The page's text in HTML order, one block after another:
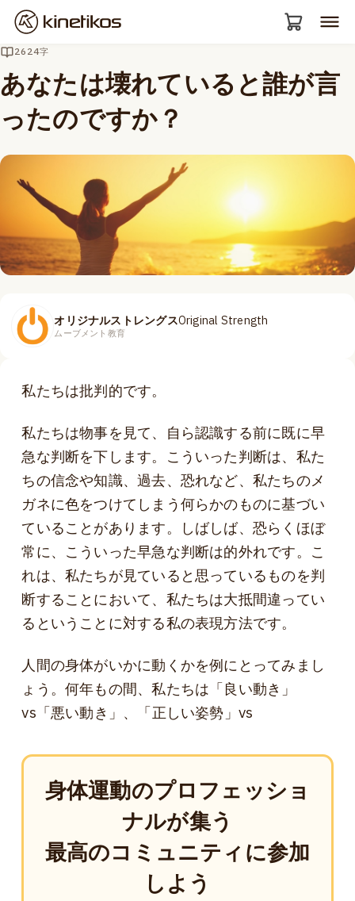
2624字
あなたは壊れていると誰が言
ったのですか？
オリジナルストレングスOriginal Strength
ムーブメント教育
私たちは批判的です。
私たちは物事を見て、自ら認識する前に既に早
急な判断を下します。こういった判断は、私た
ちの信念や知識、過去、恐れなど、私たちのメ
ガネに色をつけてしまう何らかのものに基づい
ていることがあります。しばしば、恐らくほぼ
常に、こういった早急な判断は的外れです。こ
れは、私たちが見ていると思っているものを判
断することにおいて、私たちは大抵間違ってい
るということに対する私の表現方法です。
人間の身体がいかに動くかを例にとってみまし
ょう。何年もの間、私たちは「良い動き」
vs「悪い動き」、「正しい姿勢」vs
身体運動のプロフェッショ
ナルが集う
最高のコミュニティに参加
しよう